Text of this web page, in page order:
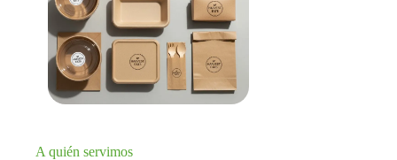
A quién servimos